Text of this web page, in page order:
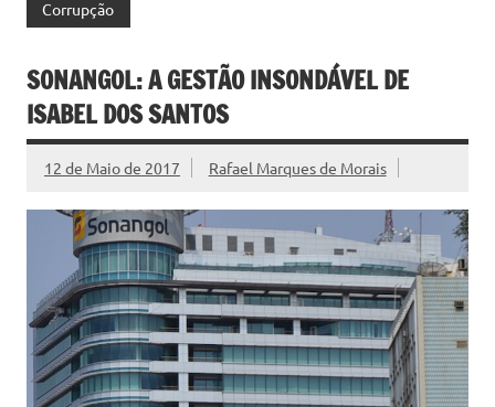
Corrupção
SONANGOL: A GESTÃO INSONDÁVEL DE
ISABEL DOS SANTOS
12 de Maio de 2017 Rafael Marques de Morais